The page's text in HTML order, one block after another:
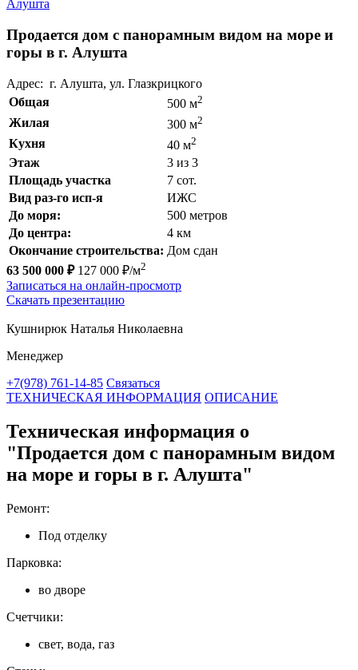
Продается дом с панорамным видом на море и
горы в г. Алушта
Адрес: г. Алушта, ул. Глазкрицкого
Общая
500 м2
Жилая 300 м2
Кухня 40 м2
Этаж
3 из 3
Площадь участка
7 сот.
Вид раз-го исп-я
ИЖС
До моря:
500 метров
До центра:
4 км
Окончание строительства: Дом сдан
63 500 000 ₽ 127 000 ₽/м2
Записаться на онлайн-просмотр
Скачать презентацию
Кушнирюк Наталья Николаевна
Менеджер
+7(978) 761-14-85 Связаться
ТЕХНИЧЕСКАЯ ИНФОРМАЦИЯ ОПИСАНИЕ
Техническая информация о
"Продается дом с панорамным видом
на море и горы в г. Алушта"
Ремонт:
Под отделку
Парковка:
во дворе
Счетчики:
свет, вода, газ